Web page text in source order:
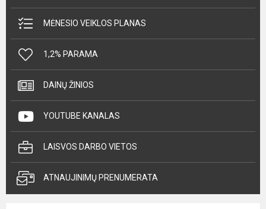
MĖNESIO VEIKLOS PLANAS
1,2% PARAMA
DAINŲ ŽINIOS
YOUTUBE KANALAS
LAISVOS DARBO VIETOS
ATNAUJINIMŲ PRENUMERATA